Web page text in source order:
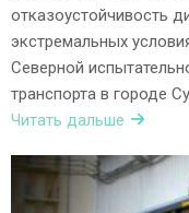
отказоустойчивость
экстремальных
Северной
транспорта в городе
Читать дальше